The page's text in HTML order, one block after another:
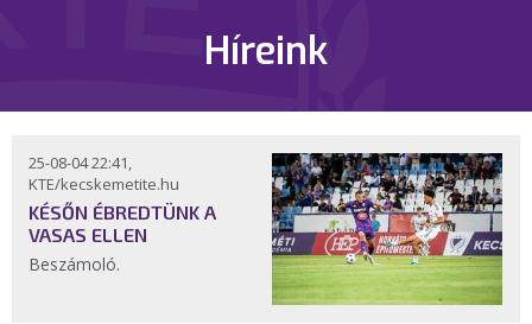
Híreink
25-08-04 22:41,
KTE/kecskemetite.hu
KÉSŐN ÉBREDTÜNK A
VASAS ELLEN
Beszámoló.